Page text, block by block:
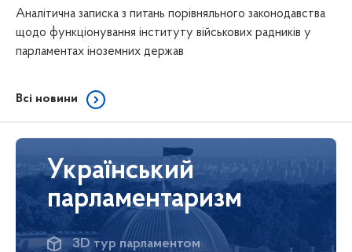
Аналітична записка з питань порівняльного законодавства
щодо функціонування інституту військових радників у
парламентах іноземних держав
Всі новини
Український
парламентаризм
3D тур парламентом